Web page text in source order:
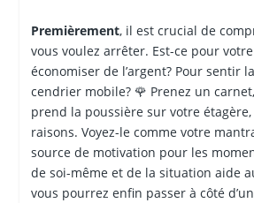
Premièrement, il est crucial de
vous voulez arrêter. Est-ce pour
économiser de l’argent? Pour sentir
cendrier mobile? 🌹 Prenez un
prend la poussière sur votre
raisons. Voyez-le comme votre
source de motivation pour les
de soi-même et de la situation aide
vous pourrez enfin passer à côté